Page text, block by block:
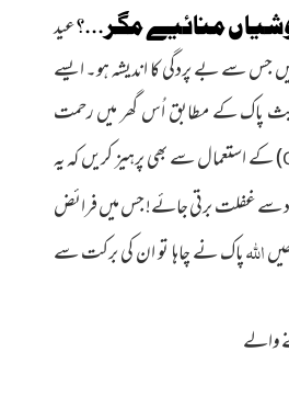
منائیے مگر...؟عید
جس سے بے پردگی کا اندیشہ ہو۔ ایسے
پاک کے مطابق اُس گھر میں رحمت
)کے استعمالسے بھی پرہیز کریں کہ یہ
سے غفلت برتی جائے! جس میں فرائض
اللہپاک نے چاہا تو ان کی برکت سے
والے